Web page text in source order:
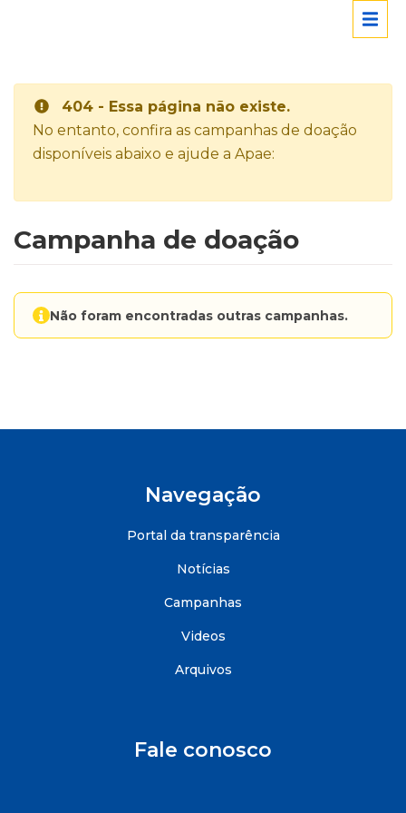
404 - Essa página não existe.
No entanto, confira as campanhas de doação
disponíveis abaixo e ajude a Apae:
Campanha de doação
Não foram encontradas outras campanhas.
Navegação
Portal da transparência
Notícias
Campanhas
Videos
Arquivos
Fale conosco